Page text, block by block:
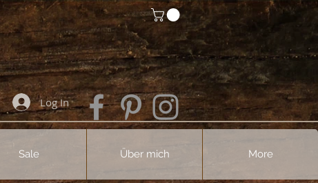
Log In
Sale Über mich More